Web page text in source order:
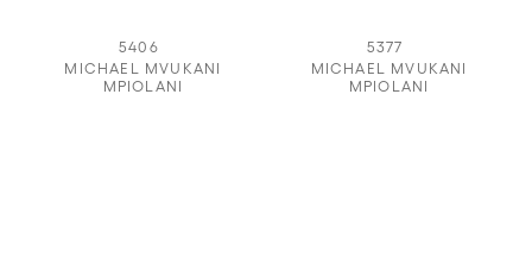
5406
MICHAEL MVUKANI
MPIOLANI
5377
MICHAEL MVUKANI
MPIOLANI